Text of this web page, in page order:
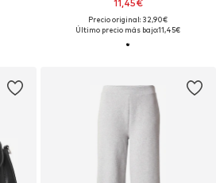
11,45€
Precio original: 32,90€
Último precio más bajo:11,45€